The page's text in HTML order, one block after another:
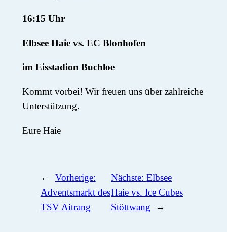
16:15 Uhr
Elbsee Haie vs. EC Blonhofen
im Eisstadion Buchloe
Kommt vorbei! Wir freuen uns über zahlreiche
Unterstützung.
Eure Haie
←
Vorherige:
Adventsmarkt des
TSV Aitrang
Nächste:Elbsee
Haie vs. Ice Cubes
Stöttwang
→